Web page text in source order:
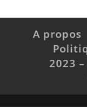
A propos
2023